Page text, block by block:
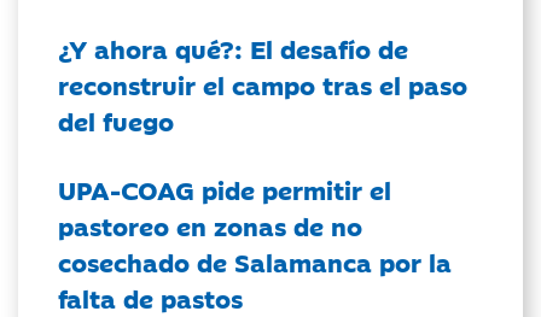
¿Y ahora qué?: El desafío de
reconstruir el campo tras el paso
del fuego
UPA-COAG pide permitir el
pastoreo en zonas de no
cosechado de Salamanca por la
falta de pastos